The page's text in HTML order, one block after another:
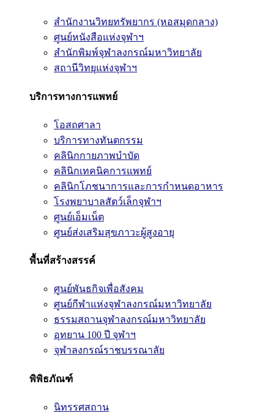
สำนักงานวิทยทรัพยากร (หอสมุดกลาง)
ศูนย์หนังสือแห่งจุฬาฯ
สำนักพิมพ์จุฬาลงกรณ์มหาวิทยาลัย
สถานีวิทยุแห่งจุฬาฯ
บริการทางการแพทย์
โอสถศาลา
บริการทางทันตกรรม
คลินิกกายภาพบำบัด
คลินิกเทคนิคการแพทย์
คลินิกโภชนาการและการกำหนดอาหาร
โรงพยาบาลสัตว์เล็กจุฬาฯ
ศูนย์เอ็มเน็ต
ศูนย์ส่งเสริมสุขภาวะผู้สูงอายุ
พื้นที่สร้างสรรค์
ศูนย์พันธกิจเพื่อสังคม
ศูนย์กีฬาแห่งจุฬาลงกรณ์มหาวิทยาลัย
ธรรมสถานจุฬาลงกรณ์มหาวิทยาลัย
อุทยาน 100 ปี จุฬาฯ
จุฬาลงกรณ์ราชบรรณาลัย
พิพิธภัณฑ์
นิทรรศสถาน